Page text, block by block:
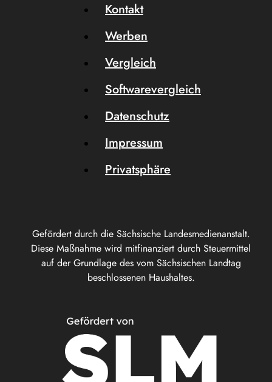
Gefördert durch die Sächsische Landesmedienanstalt.
Diese Maßnahme wird mitfinanziert durch Steuermittel
auf der Grundlage des vom Sächsischen Landtag
beschlossenen Haushaltes.
Kontakt
Werben
Vergleich
Softwarevergleich
Datenschutz
Impressum
Privatsphäre